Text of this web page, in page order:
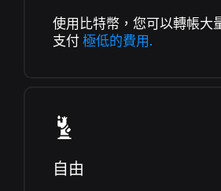
使用比特幣，您可以轉帳大
支付 極低的費用.
自由